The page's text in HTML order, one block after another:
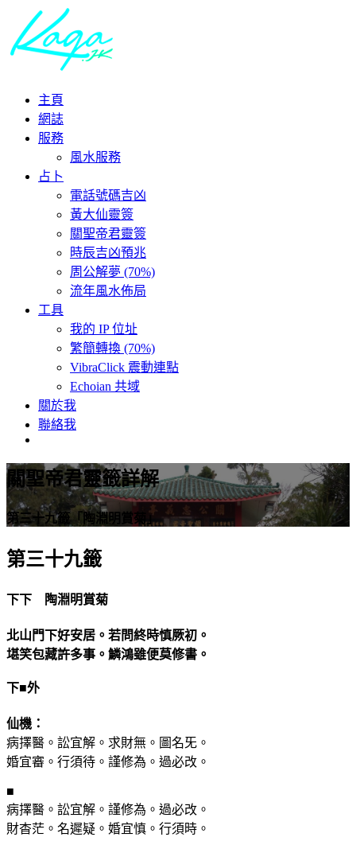
主頁
網誌
服務
風水服務
占卜
電話號碼吉凶
黃大仙靈簽
關聖帝君靈簽
時辰吉凶預兆
周公解夢 (70%)
流年風水佈局
工具
我的 IP 位址
繁簡轉換 (70%)
VibraClick 震動連點
Echoian 共域
關於我
聯絡我
關聖帝君靈籤詳解
第三十九籤「陶淵明賞菊」
第三十九籤
下下 陶淵明賞菊
北山門下好安居。若問終時慎厥初。
堪笑包藏許多事。鱗鴻雖便莫修書。
下■外
仙機：
病擇醫。訟宜解。求財無。圖名旡。
婚宜審。行須待。謹修為。過必改。
■
病擇醫。訟宜解。謹修為。過必改。
財杳茫。名遲疑。婚宜慎。行須時。